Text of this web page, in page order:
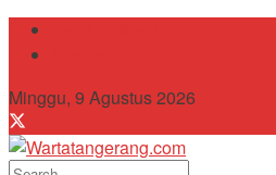
Minggu, 9 Agustus 2026